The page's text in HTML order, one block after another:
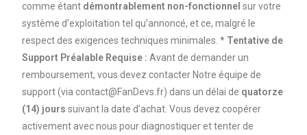
comme étant démontrablement non-fonctionnel sur votre
système d’exploitation tel qu’annoncé, et ce, malgré le
respect des exigences techniques minimales. * Tentative de
Support Préalable Requise : Avant de demander un
remboursement, vous devez contacter Notre équipe de
support (via contact@FanDevs.fr) dans un délai de quatorze
(14) jours suivant la date d’achat. Vous devez coopérer
activement avec nous pour diagnostiquer et tenter de